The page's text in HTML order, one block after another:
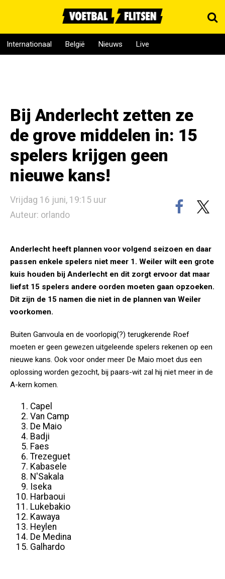
Internationaal België Nieuws Live
Bij Anderlecht zetten ze
de grove middelen in: 15
spelers krijgen geen
nieuwe kans!
Vrijdag 16 juni, 19:15 uur
Auteur: orlando
Anderlecht heeft plannen voor volgend seizoen en daar
passen enkele spelers niet meer 1. Weiler wilt een grote
kuis houden bij Anderlecht en dit zorgt ervoor dat maar
liefst 15 spelers andere oorden moeten gaan opzoeken.
Dit zijn de 15 namen die niet in de plannen van Weiler
voorkomen.
Buiten Ganvoula en de voorlopig(?) terugkerende Roef
moeten er geen gewezen uitgeleende spelers rekenen op een
nieuwe kans. Ook voor onder meer De Maio moet dus een
oplossing worden gezocht, bij paars-wit zal hij niet meer in de
A-kern komen.
Capel
Van Camp
De Maio
Badji
Faes
Trezeguet
Kabasele
N'Sakala
Iseka
Harbaoui
Lukebakio
Kawaya
Heylen
De Medina
Galhardo